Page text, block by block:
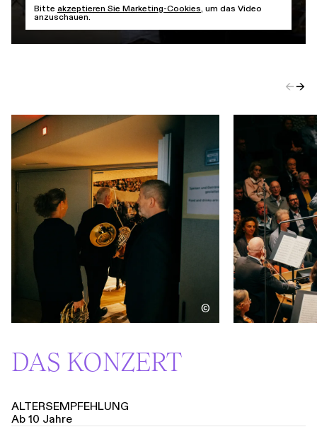
Bitte akzeptieren Sie Marketing-Cookies , um das Video
anzuschauen.
←→
©
DAS KONZERT
ALTERSEMPFEHLUNG
Ab 10 Jahre